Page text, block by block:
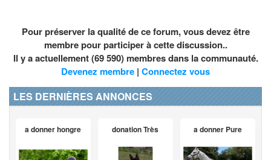
Pour préserver la qualité de ce forum, vous devez être
membre pour participer à cette discussion..
Il y a actuellement (69 590) membres dans la communauté.
Devenez membre | Connectez vous
LES DERNIÈRES ANNONCES
a donner hongre donation Très a donner Pure